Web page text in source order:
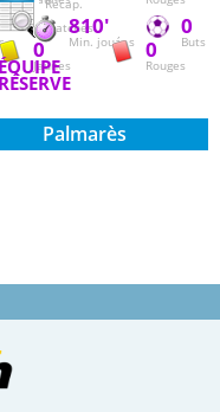
Récap.
matches
810'
Min. jouées
0
Buts
0
Jaunes
0
Rouges
ÉQUIPE
RÉSERVE
Palmarès